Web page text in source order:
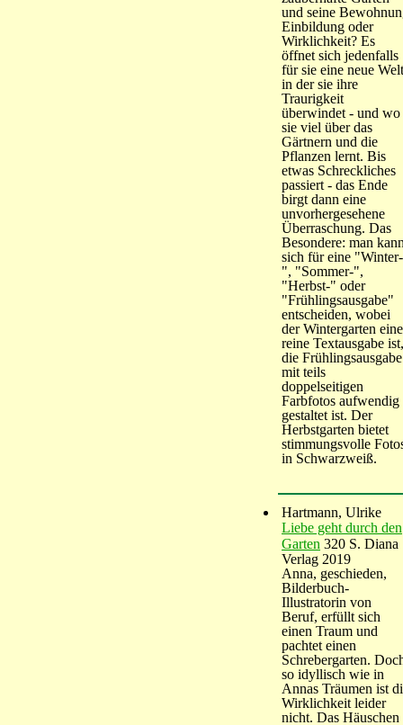
und seine
Einbildung oder
Wirklichkeit? Es
öffnet sich jedenfalls
für sie eine neue
in der sie ihre
Traurigkeit
überwindet - und wo
sie viel über das
Gärtnern und die
Pflanzen lernt. Bis
etwas Schreckliches
passiert - das Ende
birgt dann eine
unvorhergesehene
Überraschung. Das
Besondere: man
sich für eine "Winter-
", "Sommer-",
"Herbst-" oder
"Frühlingsausgabe"
entscheiden, wobei
der Wintergarten eine
reine Textausgabe ist,
die Frühlingsausgabe
mit teils
doppelseitigen
Farbfotos aufwendig
gestaltet ist. Der
Herbstgarten bietet
stimmungsvolle
in Schwarzweiß.
Hartmann, Ulrike
Liebe geht durch den
Garten 320 S. Diana
Verlag 2019
Anna, geschieden,
Bilderbuch-
Illustratorin von
Beruf, erfüllt sich
einen Traum und
pachtet einen
Schrebergarten.
so idyllisch wie in
Annas Träumen ist
Wirklichkeit leider
nicht. Das Häuschen